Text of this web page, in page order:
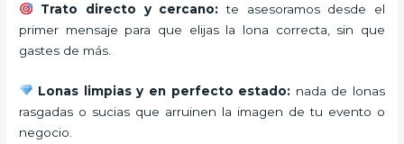
Trato directo y cercano: te asesoramos desde el
primer mensaje para que elijas la lona correcta, sin que
gastes de más.
Lonas limpias y en perfecto estado: nada de lonas
rasgadas o sucias que arruinen la imagen de tu evento o
negocio.